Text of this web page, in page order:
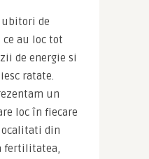
de
au loc tot
de energie si
ratate.
un
loc în fiecare
din
fertilitatea,